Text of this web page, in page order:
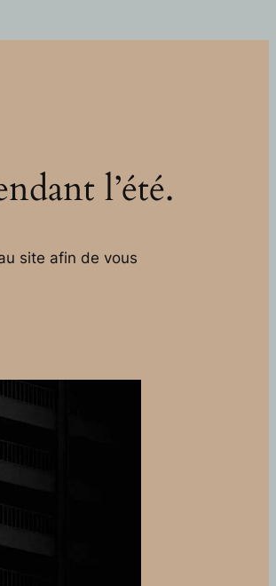
l’été.
site afin de vous